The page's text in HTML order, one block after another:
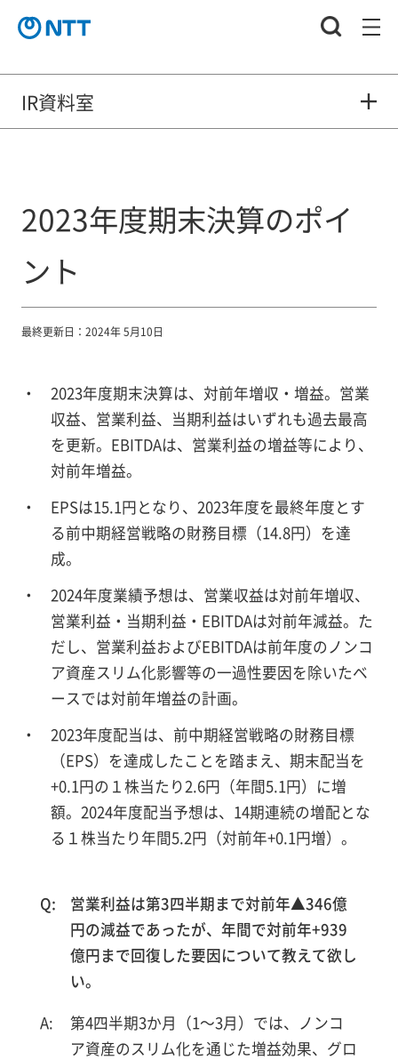
IR資料室
2023年度期末決算のポイ
ント
最終更新日：2024年 5月10日
2023年度期末決算は、対前年増収・増益。営業
収益、営業利益、当期利益はいずれも過去最高
を更新。EBITDAは、営業利益の増益等により、
対前年増益。
EPSは15.1円となり、2023年度を最終年度とす
る前中期経営戦略の財務目標（14.8円）を達
成。
2024年度業績予想は、営業収益は対前年増収、
営業利益・当期利益・EBITDAは対前年減益。た
だし、営業利益およびEBITDAは前年度のノンコ
ア資産スリム化影響等の一過性要因を除いたベ
ースでは対前年増益の計画。
2023年度配当は、前中期経営戦略の財務目標
（EPS）を達成したことを踏まえ、期末配当を
+0.1円の１株当たり2.6円（年間5.1円）に増
額。2024年度配当予想は、14期連続の増配とな
る１株当たり年間5.2円（対前年+0.1円増）。
営業利益は第3四半期まで対前年▲346億
円の減益であったが、年間で対前年+939
億円まで回復した要因について教えて欲し
い。
第4四半期3か月（1～3月）では、ノンコ
ア資産のスリム化を通じた増益効果、グロ